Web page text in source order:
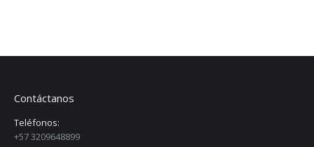
Contáctanos
Teléfonos:
+57 3209648899